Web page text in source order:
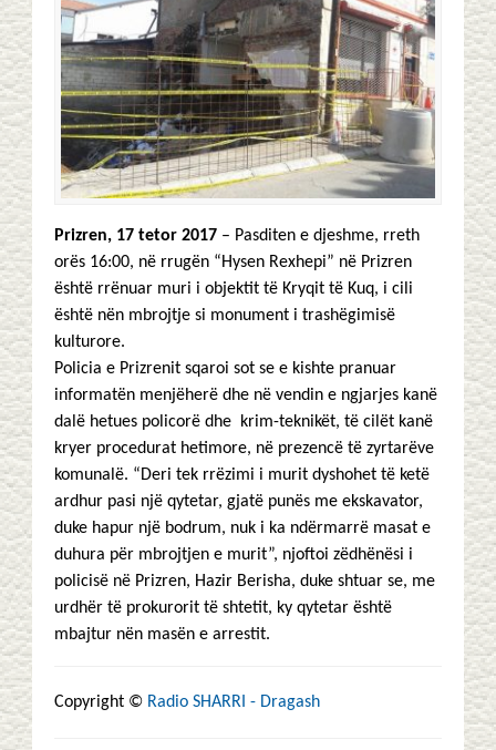
Prizren, 17 tetor 2017 – Pasditen e djeshme, rreth
orës 16:00, në rrugën “Hysen Rexhepi” në Prizren
është rrënuar muri i objektit të Kryqit të Kuq, i cili
është nën mbrojtje si monument i trashëgimisë
kulturore.
Policia e Prizrenit sqaroi sot se e kishte pranuar
informatën menjëherë dhe në vendin e ngjarjes kanë
dalë hetues policorë dhe krim-teknikët, të cilët kanë
kryer procedurat hetimore, në prezencë të zyrtarëve
komunalë. “Deri tek rrëzimi i murit dyshohet të ketë
ardhur pasi një qytetar, gjatë punës me ekskavator,
duke hapur një bodrum, nuk i ka ndërmarrë masat e
duhura për mbrojtjen e murit”, njoftoi zëdhënësi i
policisë në Prizren, Hazir Berisha, duke shtuar se, me
urdhër të prokurorit të shtetit, ky qytetar është
mbajtur nën masën e arrestit.
Copyright © Radio SHARRI - Dragash